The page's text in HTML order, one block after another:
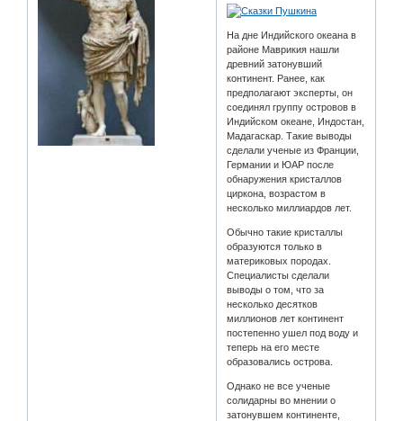
На дне Индийского океана в
районе Маврикия нашли
древний затонувший
континент. Ранее, как
предполагают эксперты, он
соединял группу островов в
Индийском океане, Индостан,
Мадагаскар. Такие выводы
сделали ученые из Франции,
Германии и ЮАР после
обнаружения кристаллов
циркона, возрастом в
несколько миллиардов лет.
Обычно такие кристаллы
образуются только в
материковых породах.
Специалисты сделали
выводы о том, что за
несколько десятков
миллионов лет континент
постепенно ушел под воду и
теперь на его месте
образовались острова.
Однако не все ученые
солидарны во мнении о
затонувшем континенте,